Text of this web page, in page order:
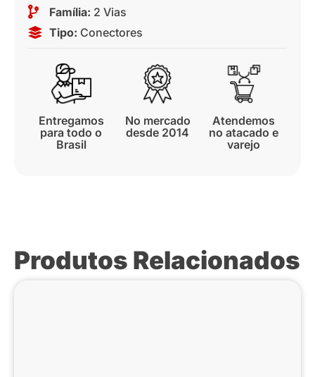
Família: 2 Vias
Tipo: Conectores
Entregamos
para todo o
Brasil
No mercado
desde 2014
Atendemos
no atacado e
varejo
Produtos Relacionados